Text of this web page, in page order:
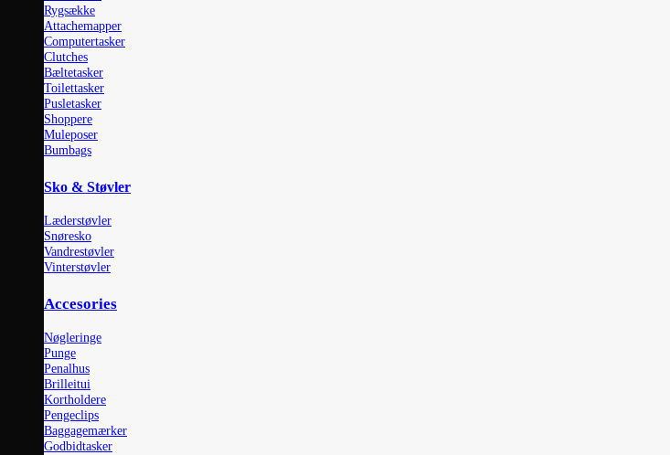
Rygsække
Attachemapper
Computertasker
Clutches
Bæltetasker
Toilettasker
Pusletasker
Shoppere
Muleposer
Bumbags
Sko & Støvler
Læderstøvler
Snøresko
Vandrestøvler
Vinterstøvler
Accesories
Nøgleringe
Punge
Penalhus
Brilleitui
Kortholdere
Pengeclips
Baggagemærker
Godbidtasker